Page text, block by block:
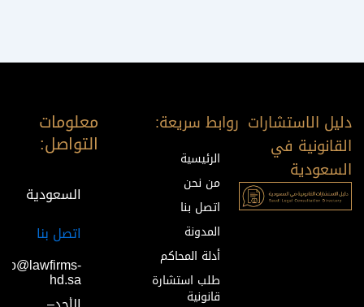
دليل الاستشارات
القانونية في
السعودية
روابط سريعة:
الرئيسية
من نحن
اتصل بنا
المدونة
أدلة المحاكم
طلب استشارة
قانونية
معلومات
التواصل:
السعودية
اتصل بنا
hd.sa